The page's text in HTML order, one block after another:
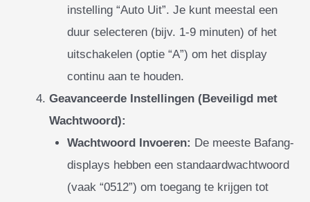
instelling “Auto Uit”. Je kunt meestal een
duur selecteren (bijv. 1-9 minuten) of het
uitschakelen (optie “A”) om het display
continu aan te houden.
Geavanceerde Instellingen (Beveiligd met
Wachtwoord):
Wachtwoord Invoeren: De meeste Bafang-
displays hebben een standaardwachtwoord
(vaak “0512”) om toegang te krijgen tot